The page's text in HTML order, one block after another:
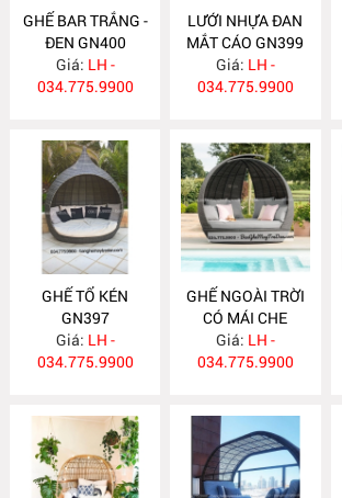
GHẾ BAR TRẮNG -
ĐEN GN400
Giá: LH -
034.775.9900
LƯỚI NHỰA ĐAN
MẮT CÁO GN399
Giá: LH -
034.775.9900
GHẾ TỔ KÉN
GN397
Giá: LH -
034.775.9900
GHẾ NGOÀI TRỜI
CÓ MÁI CHE
GN396
Giá: LH -
034.775.9900